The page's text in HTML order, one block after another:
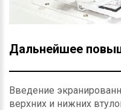
Дальнейшее
Введение
верхних и нижних